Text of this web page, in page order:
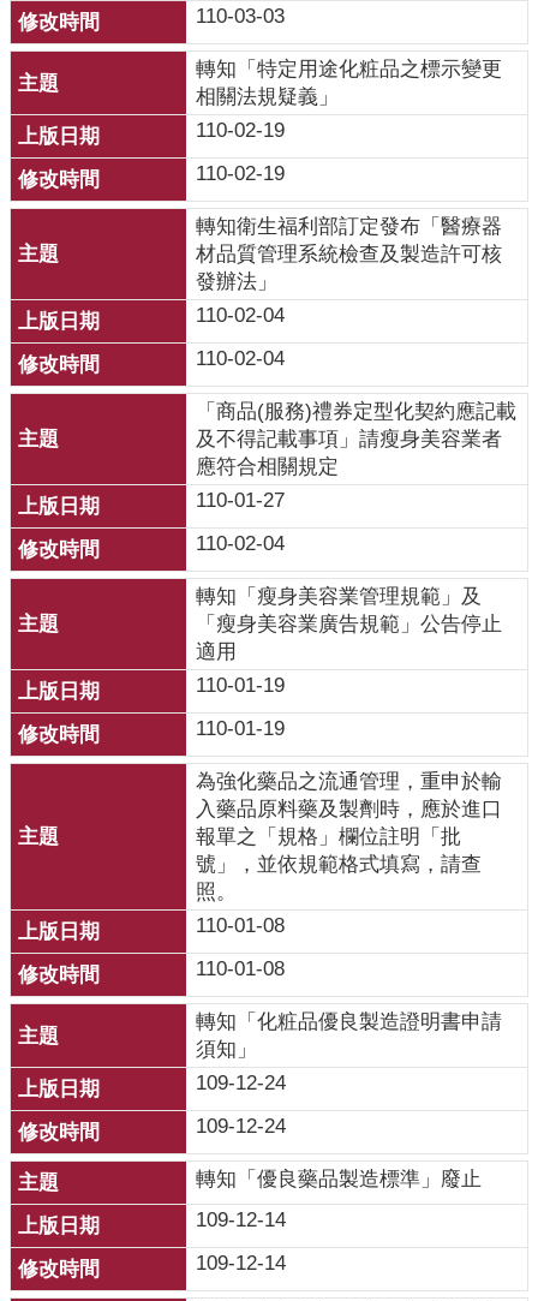
回
首
網
站
導
覽
智
慧
產
宣
告
隱
權
安
全
政
策
站
開
放
宣
告
110-03-03
轉知「特定用途化粧品之標示變更
相關法規疑義」
110-02-19
110-02-19
轉知衛生福利部訂定發布「醫療器
材品質管理系統檢查及製造許可核
發辦法」
110-02-04
110-02-04
「商品(服務)禮券定型化契約應記載
及不得記載事項」請瘦身美容業者
應符合相關規定
110-01-27
110-02-04
轉知「瘦身美容業管理規範」及
「瘦身美容業廣告規範」公告停止
適用
110-01-19
110-01-19
為強化藥品之流通管理，重申於輸
入藥品原料藥及製劑時，應於進口
報單之「規格」欄位註明「批
號」，並依規範格式填寫，請查
照。
110-01-08
110-01-08
轉知「化粧品優良製造證明書申請
須知」
109-12-24
109-12-24
轉知「優良藥品製造標準」廢止
109-12-14
109-12-14